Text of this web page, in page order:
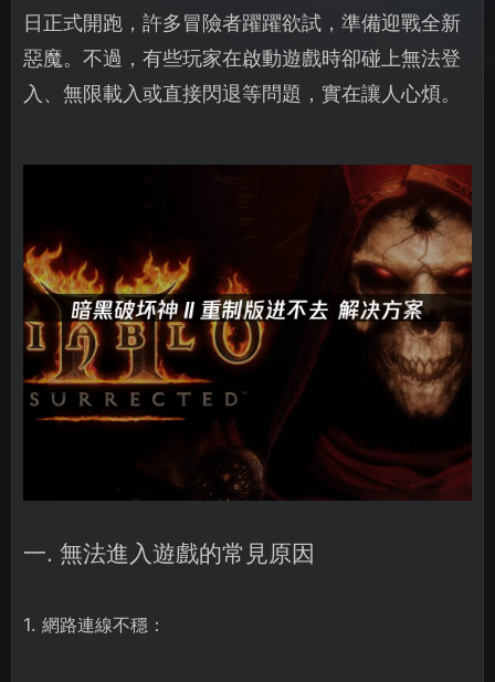
日正式開跑，許多冒險者躍躍欲試，準備迎戰全新
惡魔。不過，有些玩家在啟動遊戲時卻碰上無法登
入、無限載入或直接閃退等問題，實在讓人心煩。
一. 無法進入遊戲的常見原因
1. 網路連線不穩：